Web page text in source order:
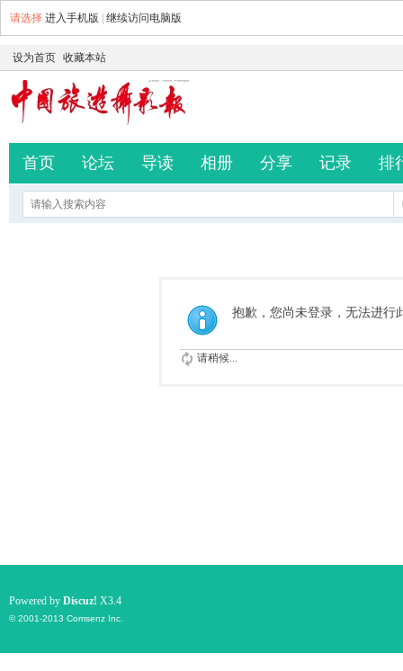
请选择 进入手机版 继续访问电脑版
设为首页 收藏本站
首页 论坛 导读 相册 分享 记录 排
抱歉，您尚未登录，无法进行
请稍候...
Powered by Discuz! X3.4
© 2001-2013 Comsenz Inc.